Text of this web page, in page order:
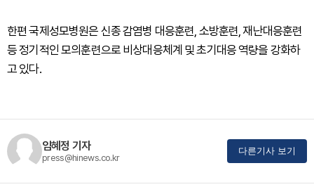
한편 국제성모병원은 신종 감염병 대응훈련, 소방훈련, 재난대응훈련
등 정기적인 모의훈련으로 비상대응체계 및 초기대응 역량을 강화하
고 있다.
임혜정 기자
press@hinews.co.kr
다른기사 보기